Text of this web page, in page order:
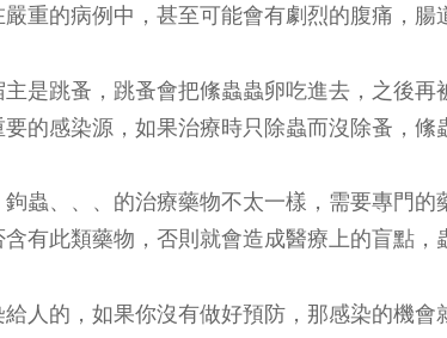
重的病例中，甚至可能會有劇烈的腹痛，腸
是跳蚤，跳蚤會把絛蟲蟲卵吃進去，之後再
的感染源，如果治療時只除蟲而沒除蚤，絛
蟲、、、的治療藥物不太一樣，需要專門的
有此類藥物，否則就會造成醫療上的盲點，
人的，如果你沒有做好預防，那感染的機會